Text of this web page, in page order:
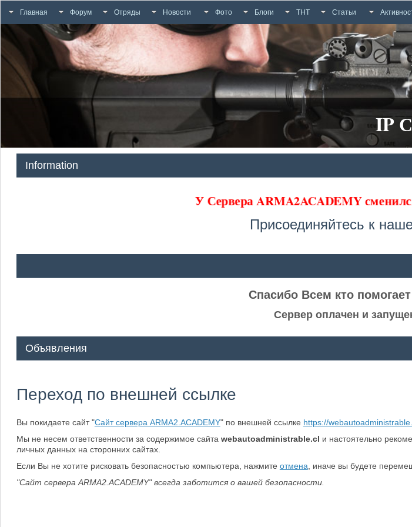
Главная Форум Отряды Новости Фото Блоги ТНТ Статьи
IP
Information
У Сервера ARMA2ACADEMY
Присоединяйтесь к
Спасибо Всем кто
Сервер оплачен и
Объявления
Переход по внешней ссылке
Вы покидаете сайт "Сайт сервера ARMA2.ACADEMY" по внешней ссылке https://
Мы не несем ответственности за содержимое сайта webautoadministrable.cl и настоятельно
личных данных на сторонних сайтах.
Если Вы не хотите рисковать безопасностью компьютера, нажмите отмена , иначе вы будете
"Сайт сервера ARMA2.ACADEMY" всегда заботится о вашей безопасности.